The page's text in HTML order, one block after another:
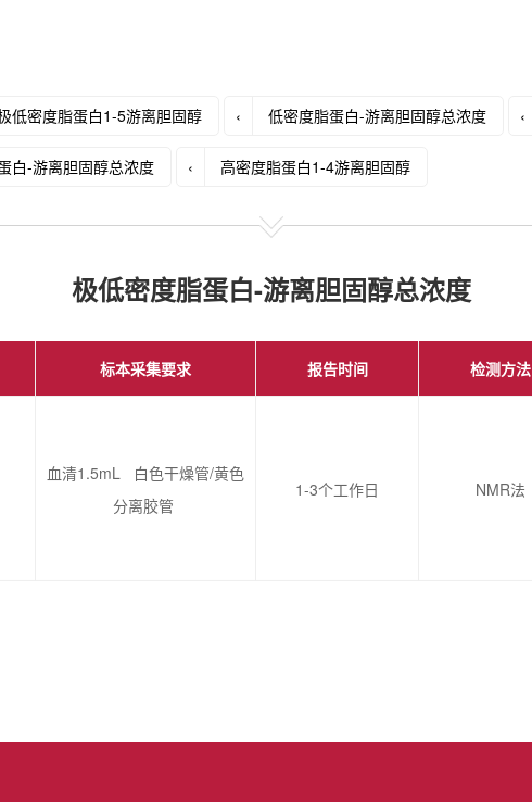
低密度脂蛋白1-5游离胆固醇 ‹ 低密度脂蛋白-游离胆固醇总浓度 ‹
白-游离胆固醇总浓度 ‹ 高密度脂蛋白1-4游离胆固醇
极低密度脂蛋白-游离胆固醇总浓度
标本采集要求 报告时间 检测方法
血清1.5mL 白色干燥管/黄色
分离胶管
1-3个工作日 NMR法